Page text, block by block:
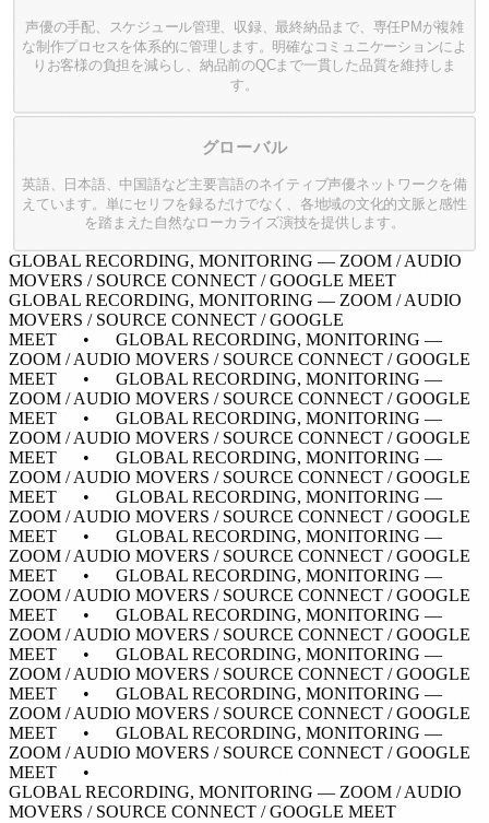
声優の手配、スケジュール管理、収録、最終納品まで、専任PMが複雑
な制作プロセスを体系的に管理します。明確なコミュニケーションによ
りお客様の負担を減らし、納品前のQCまで一貫した品質を維持しま
す。
グローバル
英語、日本語、中国語など主要言語のネイティブ声優ネットワークを備
えています。単にセリフを録るだけでなく、各地域の文化的文脈と感性
を踏まえた自然なローカライズ演技を提供します。
GLOBAL RECORDING, MONITORING — ZOOM / AUDIO
MOVERS / SOURCE CONNECT / GOOGLE MEET
GLOBAL RECORDING, MONITORING — ZOOM / AUDIO
MOVERS / SOURCE CONNECT / GOOGLE
MEET • GLOBAL RECORDING, MONITORING —
ZOOM / AUDIO MOVERS / SOURCE CONNECT / GOOGLE
MEET • GLOBAL RECORDING, MONITORING —
ZOOM / AUDIO MOVERS / SOURCE CONNECT / GOOGLE
MEET • GLOBAL RECORDING, MONITORING —
ZOOM / AUDIO MOVERS / SOURCE CONNECT / GOOGLE
MEET • GLOBAL RECORDING, MONITORING —
ZOOM / AUDIO MOVERS / SOURCE CONNECT / GOOGLE
MEET • GLOBAL RECORDING, MONITORING —
ZOOM / AUDIO MOVERS / SOURCE CONNECT / GOOGLE
MEET • GLOBAL RECORDING, MONITORING —
ZOOM / AUDIO MOVERS / SOURCE CONNECT / GOOGLE
MEET • GLOBAL RECORDING, MONITORING —
ZOOM / AUDIO MOVERS / SOURCE CONNECT / GOOGLE
MEET • GLOBAL RECORDING, MONITORING —
ZOOM / AUDIO MOVERS / SOURCE CONNECT / GOOGLE
MEET • GLOBAL RECORDING, MONITORING —
ZOOM / AUDIO MOVERS / SOURCE CONNECT / GOOGLE
MEET • GLOBAL RECORDING, MONITORING —
ZOOM / AUDIO MOVERS / SOURCE CONNECT / GOOGLE
MEET • GLOBAL RECORDING, MONITORING —
ZOOM / AUDIO MOVERS / SOURCE CONNECT / GOOGLE
MEET •
GLOBAL RECORDING, MONITORING — ZOOM / AUDIO
MOVERS / SOURCE CONNECT / GOOGLE MEET